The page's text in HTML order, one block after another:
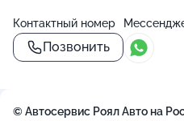
Контактный номер
Позвонить
© Автосервис Роял Авто на